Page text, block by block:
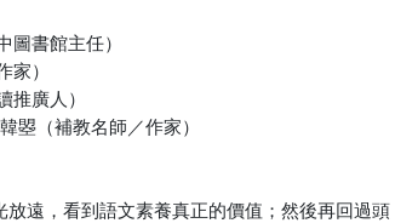
書館主任）
）
廣人）
曌（補教名師／作家）
遠，看到語文素養真正的價值；然後再回過